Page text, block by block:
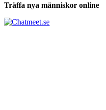
Tabs och ackord för
Träffa nya människor online